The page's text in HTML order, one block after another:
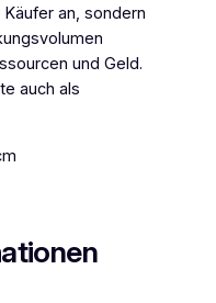
an, sondern
und Geld.
auch als